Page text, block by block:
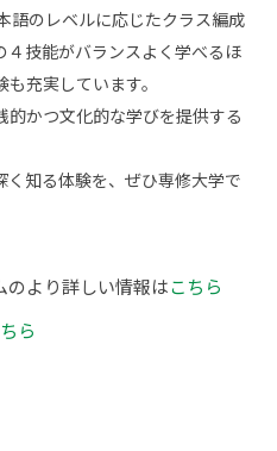
語のレベルに応じたクラス編成
４技能がバランスよく学べるほ
充実しています。
かつ文化的な学びを提供する
く知る体験を、ぜひ専修大学で
のより詳しい情報はこちら
ら